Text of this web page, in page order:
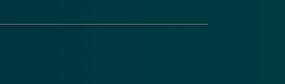
„Mittelstand Innovativ &